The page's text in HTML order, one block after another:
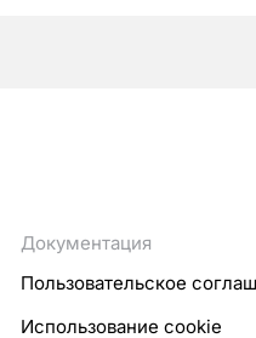
Документация
Пользовательское
Использование cookie